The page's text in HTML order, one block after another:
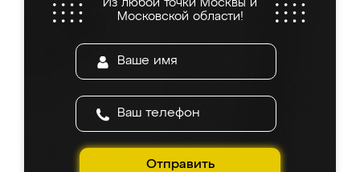
Из любой точки Москвы и
Московской области!
Отправить